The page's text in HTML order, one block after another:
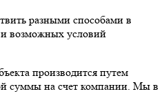
разными способами в
и возможных условий
производится путем
суммы на счет компании. Мы в